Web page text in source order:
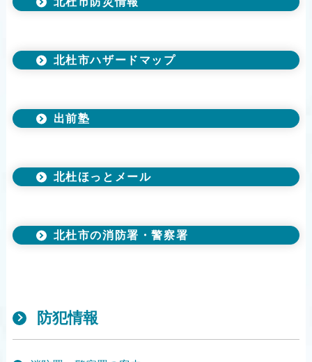
北杜市ハザードマップ
出前塾
北杜ほっとメール
北杜市の消防署・警察署
防犯情報